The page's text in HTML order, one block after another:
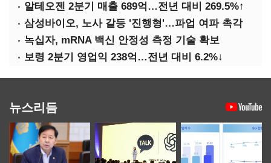
알테오젠 2분기 매출 689억…전년 대비 269.5%↑
삼성바이오, 노사 갈등 '진행형'…파업 여파 촉각
녹십자, mRNA 백신 안정성 측정 기술 확보
보령 2분기 영업익 238억…전년 대비 6.2%↓
뉴스리듬